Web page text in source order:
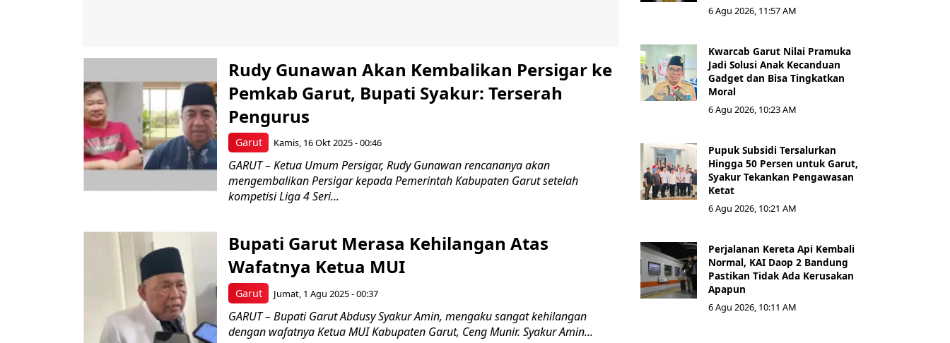
Garut
Rudy Gunawan Akan Kembalikan Persigar ke
Pemkab Garut, Bupati Syakur: Terserah
Pengurus
Kamis, 16 Okt 2025 - 00:46
GARUT – Ketua Umum Persigar, Rudy Gunawan rencananya akan
mengembalikan Persigar kepada Pemerintah Kabupaten Garut setelah
kompetisi Liga 4 Seri...
Garut
Bupati Garut Merasa Kehilangan Atas
Wafatnya Ketua MUI
Jumat, 1 Agu 2025 - 00:37
GARUT – Bupati Garut Abdusy Syakur Amin, mengaku sangat kehilangan
dengan wafatnya Ketua MUI Kabupaten Garut, Ceng Munir. Syakur Amin...
6 Agu 2026, 11:57 AM
Kwarcab Garut Nilai Pramuka
Jadi Solusi Anak Kecanduan
Gadget dan Bisa Tingkatkan
Moral
6 Agu 2026, 10:23 AM
Pupuk Subsidi Tersalurkan
Hingga 50 Persen untuk Garut,
Syakur Tekankan Pengawasan
Ketat
6 Agu 2026, 10:21 AM
Perjalanan Kereta Api Kembali
Normal, KAI Daop 2 Bandung
Pastikan Tidak Ada Kerusakan
Apapun
6 Agu 2026, 10:11 AM